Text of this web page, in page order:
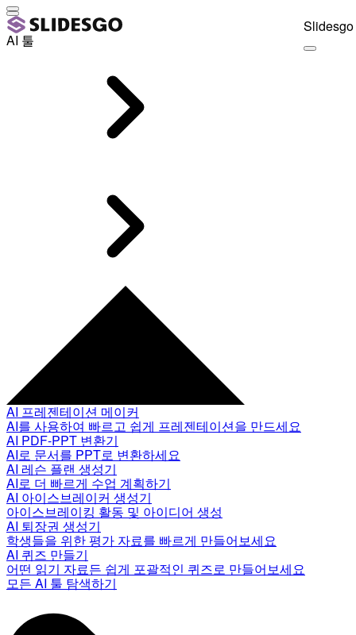
AI 툴
AI 프레젠테이션 메이커
AI를 사용하여 빠르고 쉽게 프레젠테이션을 만드세요
AI PDF-PPT 변환기
AI로 문서를 PPT로 변환하세요
AI 레슨 플랜 생성기
AI로 더 빠르게 수업 계획하기
AI 아이스브레이커 생성기
아이스브레이킹 활동 및 아이디어 생성
AI 퇴장권 생성기
학생들을 위한 평가 자료를 빠르게 만들어보세요
AI 퀴즈 만들기
어떤 읽기 자료든 쉽게 포괄적인 퀴즈로 만들어보세요
모든 AI 툴 탐색하기